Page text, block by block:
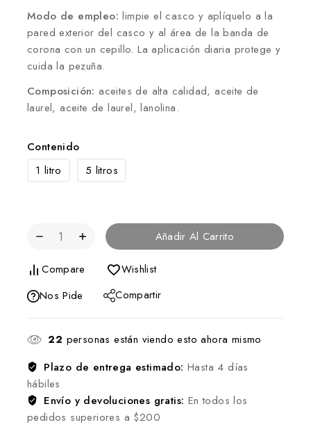
Modo de empleo: limpie el casco y aplíquelo a la
pared exterior del casco y al área de la banda de
corona con un cepillo. La aplicación diaria protege y
cuida la pezuña.
Composición: aceites de alta calidad, aceite de
laurel, aceite de laurel, lanolina.
Contenido
1 litro
5 litros
Añadir Al Carrito
Compare
Wishlist
Nos Pide
Compartir
22 personas están viendo esto ahora mismo
Plazo de entrega estimado: Hasta 4 días
hábiles
Envío y devoluciones gratis: En todos los
pedidos superiores a $200